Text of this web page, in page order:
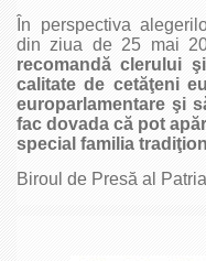
În perspectiva
din ziua de 25 mai
recomandă clerului
calitate de cetăţeni
europarlamentare şi
fac dovada că pot
special familia
Biroul de Presă al